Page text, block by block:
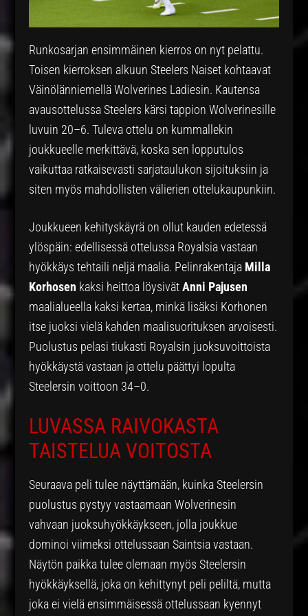
Runkosarjan ensimmäinen kierros on nyt pelattu.
Toisen kierroksen alkuun Steelers Naiset kohtaavat
Väinölänniemellä Wolverines Ladiesin. Kautensa
avausottelussa Steelers kärsi tappion Wolverinesille
luvuin 20–6. Tuleva ottelu on kummallekin
joukkueelle merkittävä, koska sen lopputulos
vaikuttaa ratkaisevasti sarjataulukon sijoituksiin ja
siten myös mahdollisten välierien ottelukaupunkiin.
Joukkueen kehityskäyrä on ollut kauden edetessä
ylöspäin: edellisessä ottelussa Royalsia vastaan
hyökkäys tehtaili neljä maalia. Pelinrakentaja Milla
Korhosen kaksi heittoa löysivätAnni Pajusen
maalialueella kaksi kertaa, minkä lisäksi Korhonen
itse juoksi vielä kahden maalisuorituksen arvoisesti.
Puolustus pelasi tiukasti Royalsin juoksuvoittoista
hyökkäystä vastaan ja ottelu päättyi lopulta
Steelersin voittoon 34–0.
LUVASSA RAIVOKASTA
TAISTELUA VOITOSTA
Seuraava peli tulee näyttämään, kuinka Steelersin
puolustus pystyy vastaamaan Wolverinesin
vahvaan juoksuhyökkäykseen, jolla joukkue
dominoi viimeksi ottelussaan Saintsia vastaan.
Näytön paikka tulee olemaan myös Steelersin
hyökkäyksellä, joka on kehittynyt peli peliltä, mutta
joka ei vielä ensimmäisessä ottelussaan kyennyt